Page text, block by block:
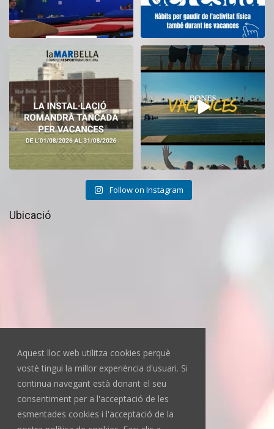
Aquest lloc web utilitza cookies perquè
vostè tingui la millor experiència d'usuari. Si
continua navegant està donant el seu
consentiment per a l'acceptació de les
esmentades cookies i l'acceptació de la
El CEM La Mar Bella romandrà
tancat durant el...
11
Tanquem una nova temporada al
CEM La Mar Bella. ...
Follow on Instagram
Ubicació